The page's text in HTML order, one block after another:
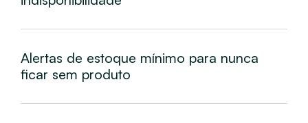
Alertas de estoque mínimo para nunca
ficar sem produto